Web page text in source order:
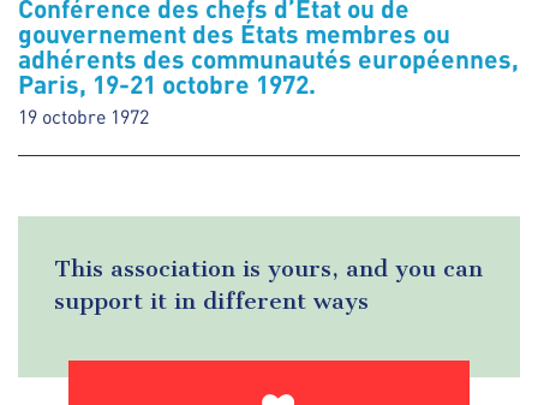
Conférence des chefs d’État ou de
gouvernement des États membres ou
adhérents des communautés européennes,
Paris, 19-21 octobre 1972.
19 octobre 1972
This association is yours, and you can
support it in different ways